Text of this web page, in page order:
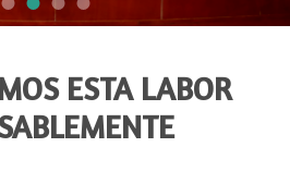
ESTA LABOR